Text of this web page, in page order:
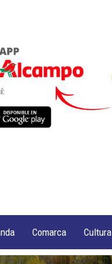
Comarca Cultura